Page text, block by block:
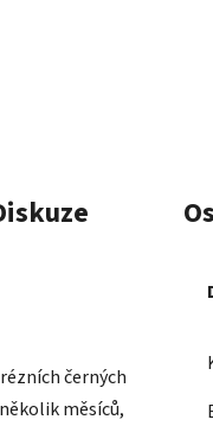
černých
měsíců,